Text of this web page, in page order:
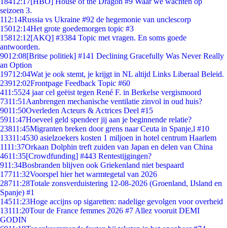
seizoen 3.
112:14Russia vs Ukraine #92 de hegemonie van unclescorp
15012:14Het grote goedemorgen topic #3
15812:12[AKQ] #3384 Topic met vragen. En soms goede
antwoorden.
9012:08[Britse politiek] #141 Declining Gracefully Was Never Really
an Option
19712:04Wat je ook stemt, je krijgt in NL altijd Links Liberaal Beleid.
23912:02Frontpage Feedback Topic #60
411:5524 jaar cel geëist tegen René F. in Berkelse vergismoord
7311:51 Aanbrengen mechanische ventilatie zinvol in oud huis?
9011:50Overleden Acteurs & Actrices Deel #15
5911:47Hoeveel geld spendeer jij aan je beginnende relatie?
23811:45Migranten breken door grens naar Ceuta in Spanje,l #10
13311:4530 asielzoekers kosten 1 miljoen in hotel centrum Haarlem
1111:37Orkaan Dolphin treft zuiden van Japan en delen van China
4611:35[Crowdfunding] #443 Rentestijgingen?
911:34Bosbranden blijven ook Griekenland niet bespaard
17711:32Voorspel hier het warmtegetal van 2026
28711:28Totale zonsverduistering 12-08-2026 (Groenland, IJsland en
Spanje) #1
14511:23Hoge accijns op sigaretten: nadelige gevolgen voor overheid
13111:20Tour de France femmes 2026 #7 Allez vooruit DEMI
GODIN